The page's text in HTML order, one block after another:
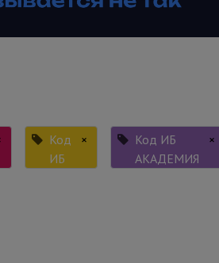
Код
ИБ
×
Код ИБ
АКАДЕМИЯ
×